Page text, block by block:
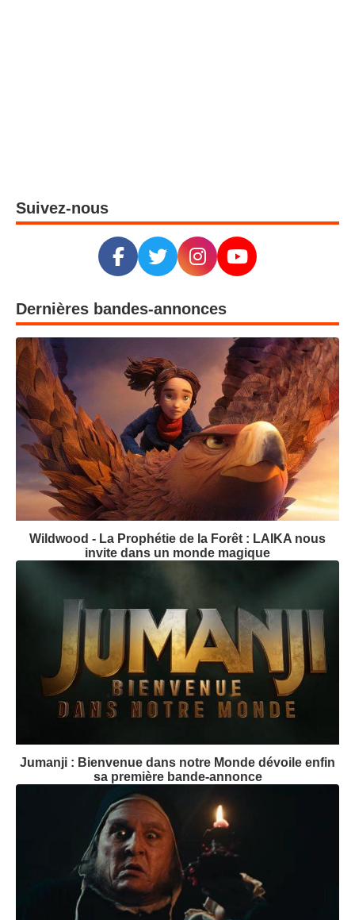
Suivez-nous
Dernières bandes-annonces
Wildwood - La Prophétie de la Forêt : LAIKA nous
invite dans un monde magique
Jumanji : Bienvenue dans notre Monde dévoile enfin
sa première bande-annonce